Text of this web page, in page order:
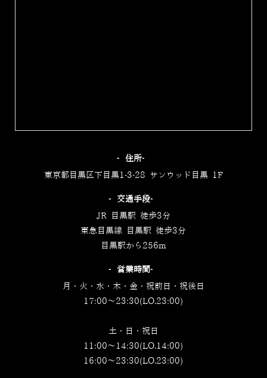
‐住所‐
東京都目黒区下目黒1-3-28 サンウッド目黒 1F
‐交通手段‐
JR 目黒駅 徒歩3分
東急目黒線 目黒駅 徒歩3分
目黒駅から256m
‐営業時間‐
月・火・水・木・金・祝前日・祝後日
17:00～23:30(LO.23:00)
土・日・祝日
11:00～14:30(LO.14:00)
16:00～23:30(LO.23:00)